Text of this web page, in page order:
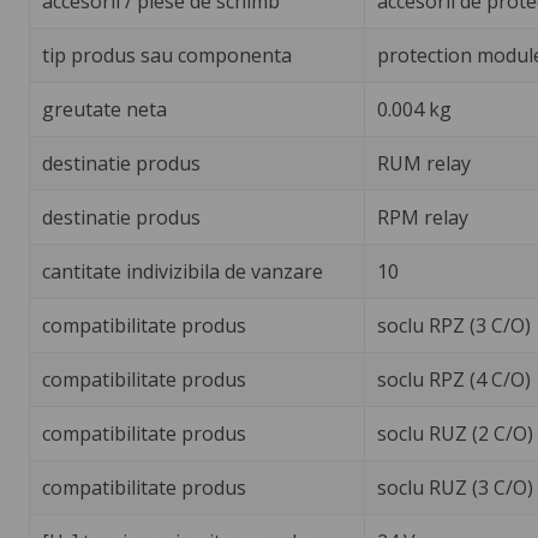
tip produs sau componenta protection
greutate neta 0.004 kg
destinatie produs RUM relay
destinatie produs RPM relay
cantitate indivizibila de vanzare 10
compatibilitate produs soclu RPZ (3 C/O)
compatibilitate produs soclu RPZ (4 C/O)
compatibilitate produs soclu RUZ (2 C/O)
compatibilitate produs soclu RUZ (3 C/O)